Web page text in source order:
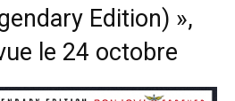
Edition) »,
le 24 octobre